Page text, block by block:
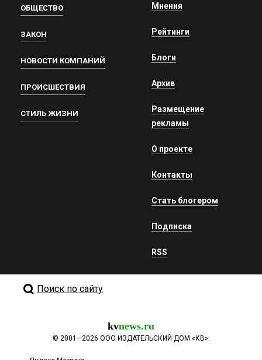
ОБЩЕСТВО
ЗАКОН
НОВОСТИ КОМПАНИЙ
ПРОИСШЕСТВИЯ
СТИЛЬ ЖИЗНИ
Мнения
Рейтинги
Блоги
Архив
Размещение
рекламы
О проекте
Контакты
Стать блогером
Подписка
RSS
Поиск по сайту
kvnews.ru
© 2001—2026 ООО ИЗДАТЕЛЬСКИЙ ДОМ «КВ».